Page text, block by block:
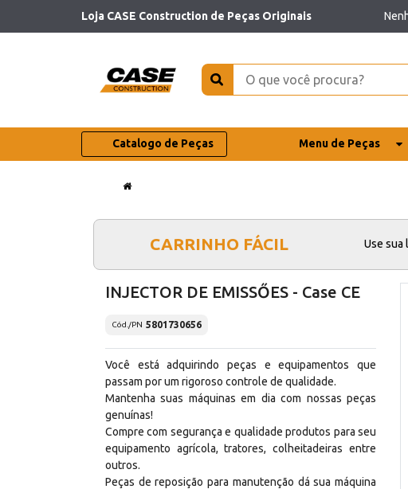
Loja CASE Construction de Peças Originais
Catalogo de Peças Menu de Peças
CARRINHO FÁCIL Use sua
INJECTOR DE EMISSŐES - Case CE
Cód./PN 5801730656
Você está adquirindo peças e equipamentos que
passam por um rigoroso controle de qualidade.
Mantenha suas máquinas em dia com nossas peças
genuínas!
Compre com segurança e qualidade produtos para seu
equipamento agrícola, tratores, colheitadeiras entre
outros.
Peças de reposição para manutenção dá sua máquina